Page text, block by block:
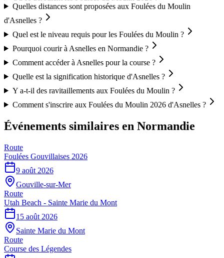
Quelles distances sont proposées aux Foulées du Moulin
d'Asnelles ?
Quel est le niveau requis pour les Foulées du Moulin ?
Pourquoi courir à Asnelles en Normandie ?
Comment accéder à Asnelles pour la course ?
Quelle est la signification historique d'Asnelles ?
Y a-t-il des ravitaillements aux Foulées du Moulin ?
Comment s'inscrire aux Foulées du Moulin 2026 d'Asnelles ?
Événements similaires en Normandie
Route
Foulées Gouvillaises 2026
9 août 2026
Gouville-sur-Mer
Route
Utah Beach - Sainte Marie du Mont
15 août 2026
Sainte Marie du Mont
Route
Course des Légendes